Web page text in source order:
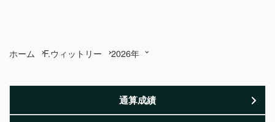
ホーム F.ウィットリー 2026年
通算成績